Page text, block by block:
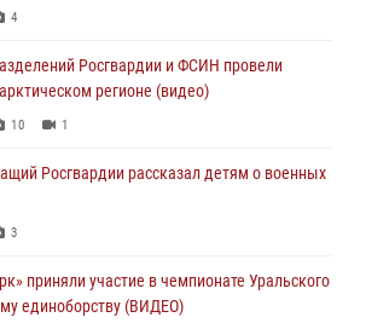
России генерал армии Виктор Золотов
подразделений тыла с профессиональным
повышают боевое мастерство на Ямале
1
провели практическое занятие для
на Ямале
4
Росгвардии и ФСИН провели
регионе (видео)
10 1
Росгвардии рассказал детям о военных
3
приняли участие в чемпионате Уральского
единоборству (ВИДЕО)